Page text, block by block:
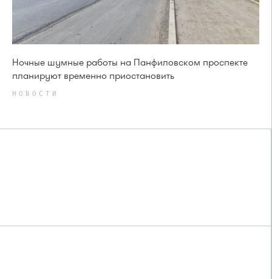
Ночные шумные работы на Панфиловском проспекте
планируют временно приостановить
НОВОСТИ